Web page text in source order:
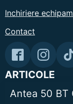
Inchiriere
Contact
ARTICOLE
Antea 50 BT